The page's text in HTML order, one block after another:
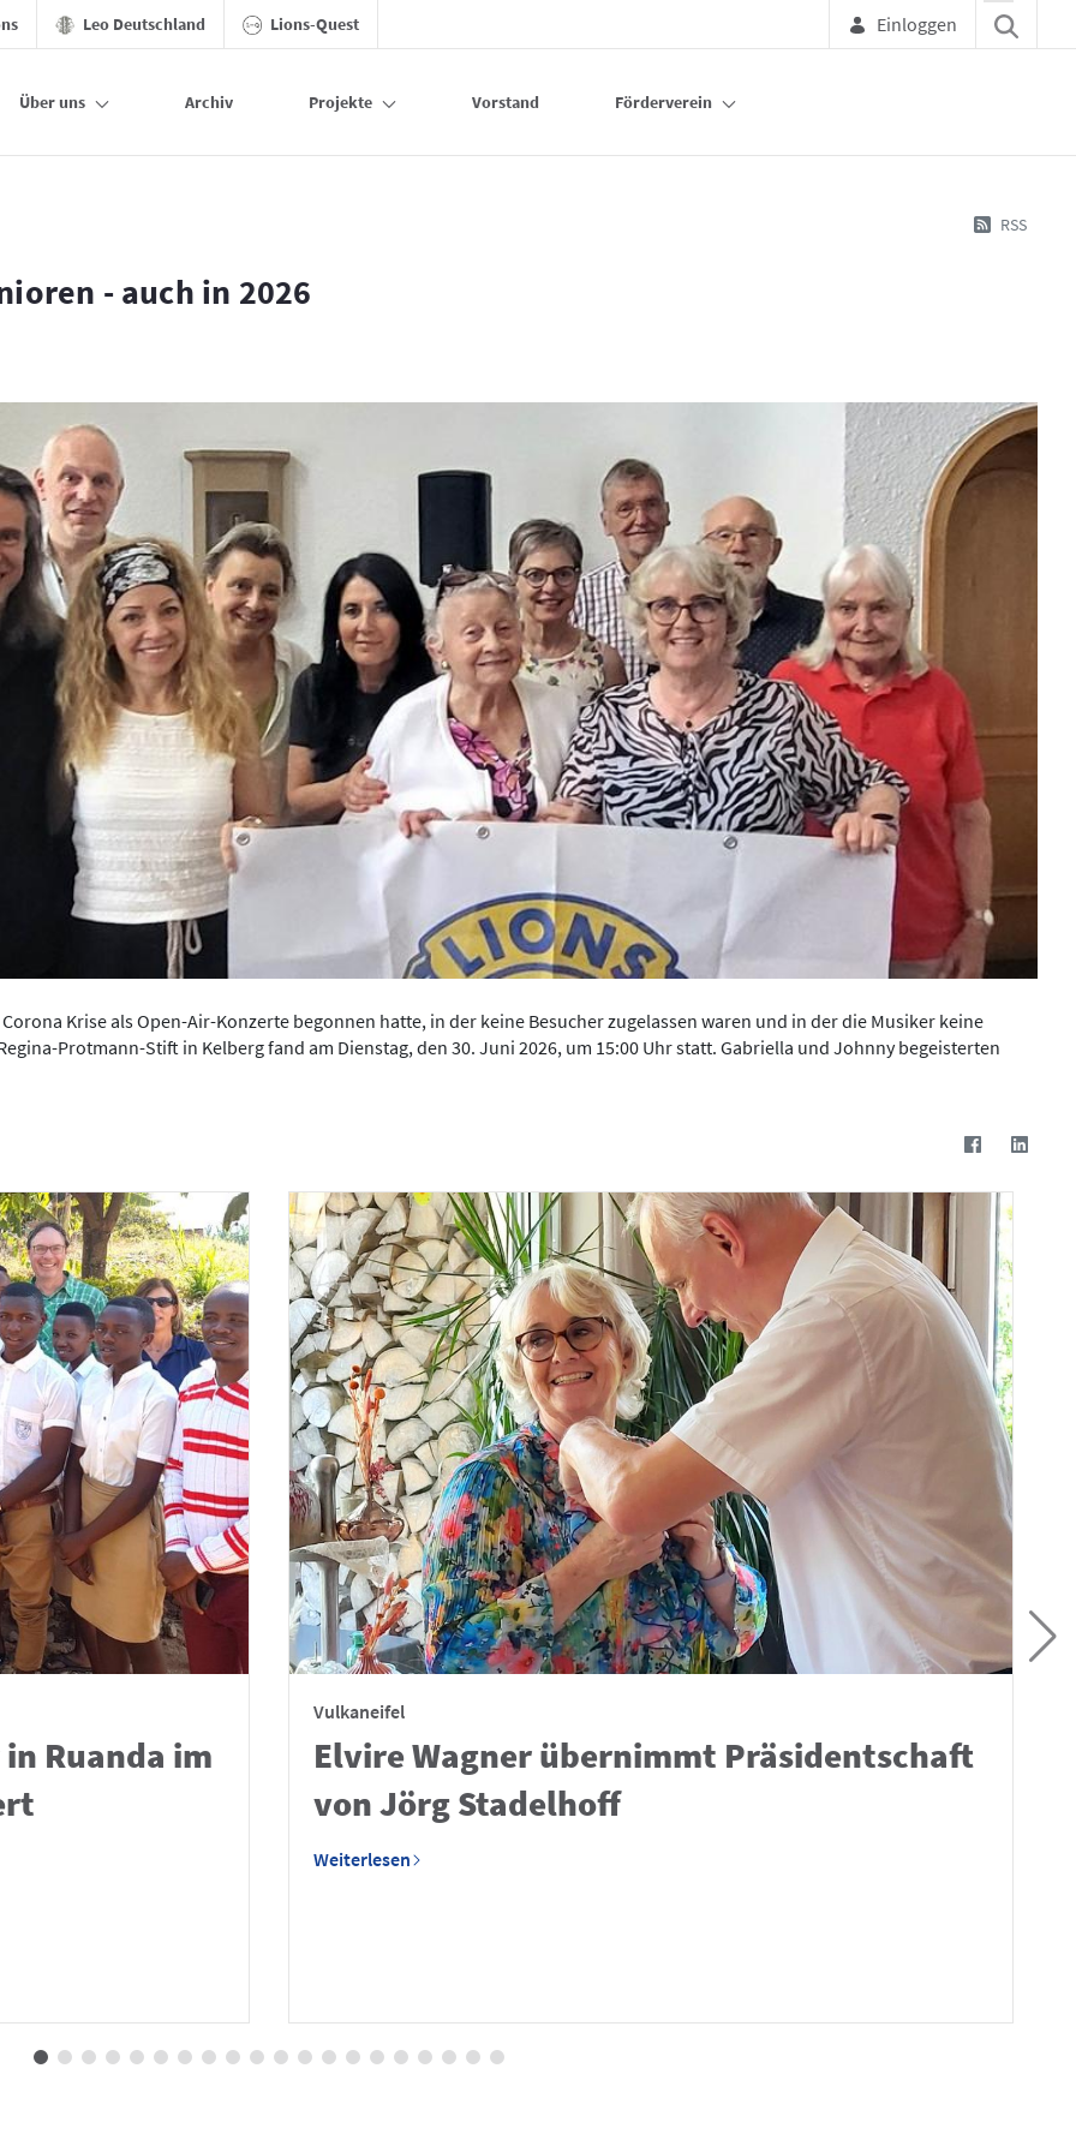
Leo Deutschland Lions-Quest Einloggen
Über uns Archiv Projekte Vorstand Förderverein
RSS
- auch in 2026
Krise als Open-Air-Konzerte begonnen hatte, in der keine Besucher zugelassen waren und in der die Musiker keine
Protmann-Stift in Kelberg fand am Dienstag, den 30. Juni 2026, um 15:00 Uhr statt. Gabriella und Johnny begeisterten
Ruanda im
Vulkaneifel
Elvire Wagner übernimmt Präsidentschaft
von Jörg Stadelhoff
Weiterlesen